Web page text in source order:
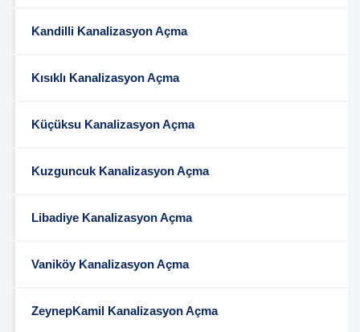
Kandilli Kanalizasyon Açma
Kısıklı Kanalizasyon Açma
Küçüksu Kanalizasyon Açma
Kuzguncuk Kanalizasyon Açma
Libadiye Kanalizasyon Açma
Vaniköy Kanalizasyon Açma
ZeynepKamil Kanalizasyon Açma